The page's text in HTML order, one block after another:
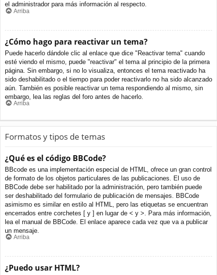
el administrador para más información al respecto.
Arriba
¿Cómo hago para reactivar un tema?
Puede hacerlo dándole clic al enlace que dice "Reactivar tema" cuando
esté viendo el mismo, puede "reactivar" el tema al principio de la primera
página. Sin embargo, si no lo visualiza, entonces el tema reactivado ha
sido deshabilitado o el tiempo para poder reactivarlo no ha sido alcanzado
aún. También es posible reactivar un tema respondiendo al mismo, sin
embargo, lea las reglas del foro antes de hacerlo.
Arriba
Formatos y tipos de temas
¿Qué es el código BBCode?
BBcode es una implementación especial de HTML, ofrece un gran control
de formato de los objetos particulares de las publicaciones. El uso de
BBCode debe ser habilitado por la administración, pero también puede
ser deshabilitado del formulario de publicación de mensajes. BBCode
asimismo es similar en estilo al HTML, pero las etiquetas se encuentran
encerrados entre corchetes [ y ] en lugar de < y >. Para más información,
lea el manual de BBCode. El enlace aparece cada vez que va a publicar
un mensaje.
Arriba
¿Puedo usar HTML?